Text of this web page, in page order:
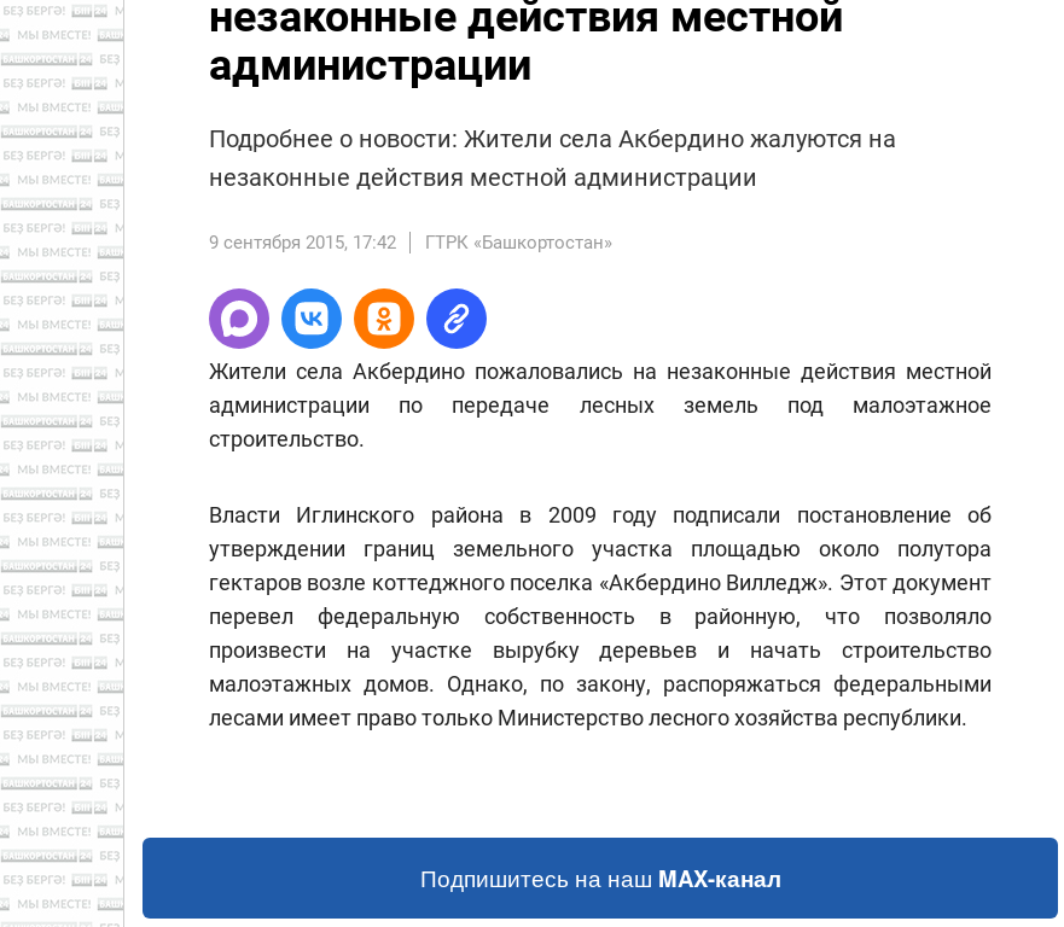
незаконные действия местной
администрации
Подробнее о новости: Жители села Акбердино жалуются на
незаконные действия местной администрации
9 сентября 2015, 17:42 ГТРК «Башкортостан»
Жители села Акбердино пожаловались на незаконные действия местной
администрации по передаче лесных земель под малоэтажное
строительство.
Власти Иглинского района в 2009 году подписали постановление об
утверждении границ земельного участка площадью около полутора
гектаров возле коттеджного поселка «Акбердино Вилледж». Этот документ
перевел федеральную собственность в районную, что позволяло
произвести на участке вырубку деревьев и начать строительство
малоэтажных домов. Однако, по закону, распоряжаться федеральными
лесами имеет право только Министерство лесного хозяйства республики.
Подпишитесь на наш MAX-канал